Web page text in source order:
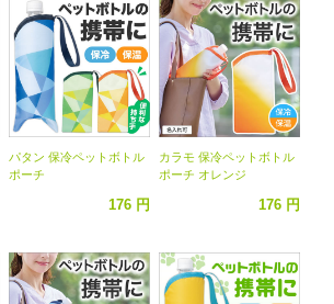
パタン 保冷ペットボトル
ポーチ
176 円
カラモ 保冷ペットボトル
ポーチ オレンジ
176 円